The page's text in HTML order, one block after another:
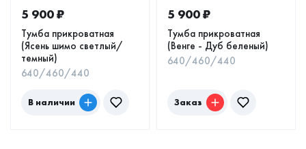
5 900₽
Тумба прикроватная
(Ясень шимо светлый/
темный)
640/460/440
В наличии
5 900₽
Тумба прикроватная
(Венге - Дуб беленый)
640/460/440
Заказ